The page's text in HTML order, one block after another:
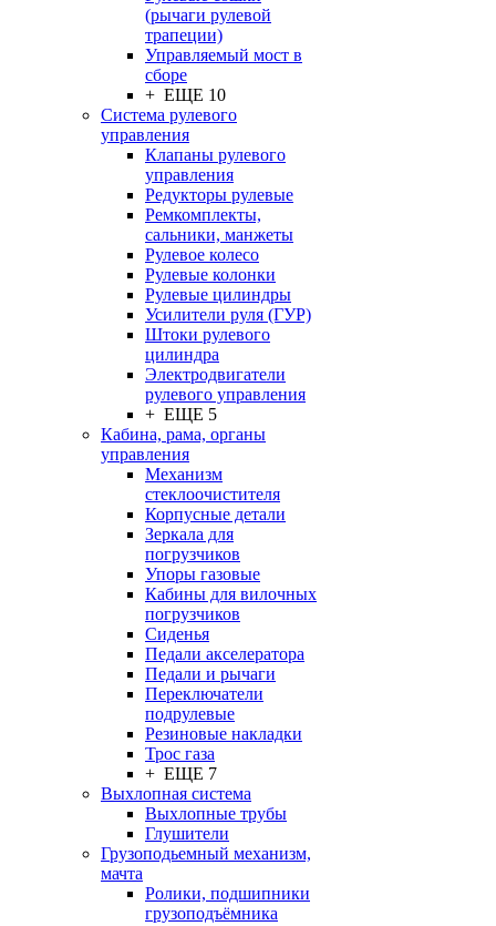
(рычаги рулевой
трапеции)
Управляемый мост в
сборе
+ ЕЩЕ 10
Система рулевого
управления
Клапаны рулевого
управления
Редукторы рулевые
Ремкомплекты,
сальники, манжеты
Рулевое колесо
Рулевые колонки
Рулевые цилиндры
Усилители руля (ГУР)
Штоки рулевого
цилиндра
Электродвигатели
рулевого управления
+ ЕЩЕ 5
Кабина, рама, органы
управления
Механизм
стеклоочистителя
Корпусные детали
Зеркала для
погрузчиков
Упоры газовые
Кабины для вилочных
погрузчиков
Сиденья
Педали акселератора
Педали и рычаги
Переключатели
подрулевые
Резиновые накладки
Трос газа
+ ЕЩЕ 7
Выхлопная система
Выхлопные трубы
Глушители
Грузоподьемный механизм,
мачта
Ролики, подшипники
грузоподъёмника